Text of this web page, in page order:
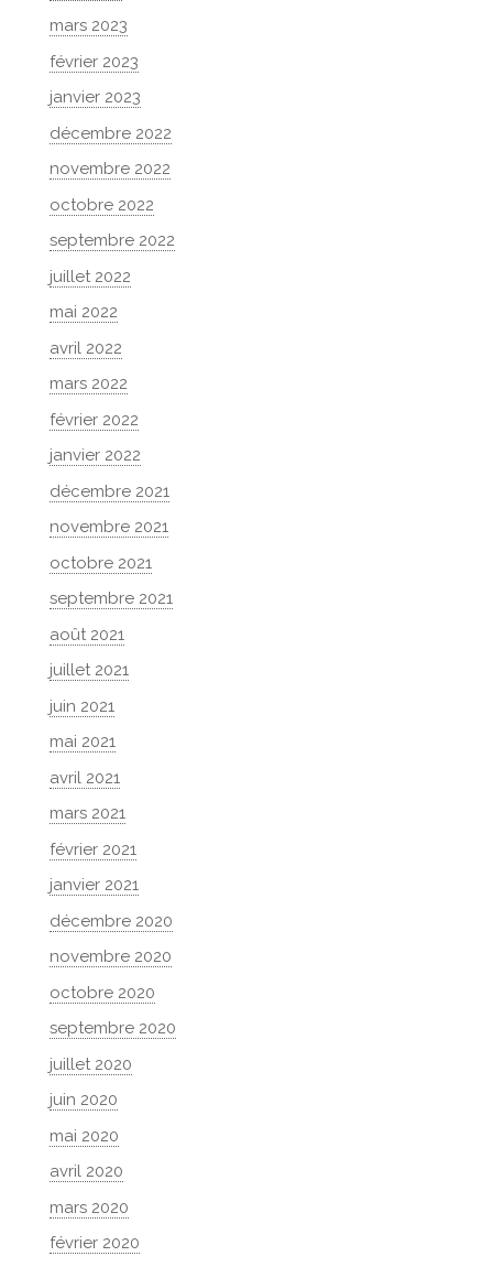
mars 2023
février 2023
janvier 2023
décembre 2022
novembre 2022
octobre 2022
septembre 2022
juillet 2022
mai 2022
avril 2022
mars 2022
février 2022
janvier 2022
décembre 2021
novembre 2021
octobre 2021
septembre 2021
août 2021
juillet 2021
juin 2021
mai 2021
avril 2021
mars 2021
février 2021
janvier 2021
décembre 2020
novembre 2020
octobre 2020
septembre 2020
juillet 2020
juin 2020
mai 2020
avril 2020
mars 2020
février 2020